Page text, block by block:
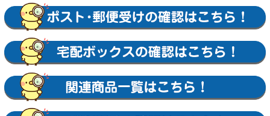
インW・タイルサイン・備前焼サイン・美濃焼
サイン・有田焼サイン・東京七宝サイン・黒御
鋳物サイン鋳込みプレートサイン・ロートアイ
アン調サイン・ラフィーネサイン・カッパーサ
イン・ディズニー・ミッキーシルエットサイ
ン・プリンセスクリスタルガラスサイン 等
【YKKap】
スクエアタイプ・ステンレスプレート表札・ス
テンレス木目調表札・ステンレスカラー表札・